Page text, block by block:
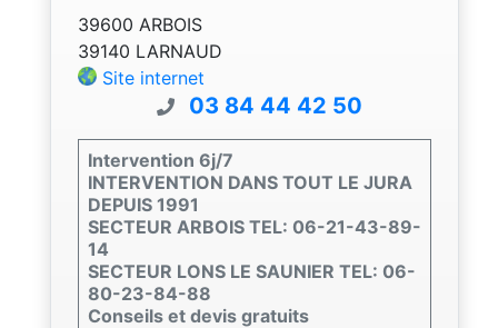
39600 ARBOIS
39140 LARNAUD
Site internet
03 84 44 42 50
Intervention 6j/7
INTERVENTION DANS TOUT LE JURA
DEPUIS 1991
SECTEUR ARBOIS TEL: 06-21-43-89-
14
SECTEUR LONS LE SAUNIER TEL: 06-
80-23-84-88
Conseils et devis gratuits